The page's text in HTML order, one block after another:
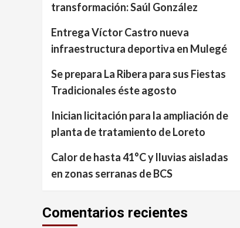
transformación: Saúl González
Entrega Víctor Castro nueva
infraestructura deportiva en Mulegé
Se prepara La Ribera para sus Fiestas
Tradicionales éste agosto
Inician licitación para la ampliación de
planta de tratamiento de Loreto
Calor de hasta 41°C y lluvias aisladas
en zonas serranas de BCS
Comentarios recientes